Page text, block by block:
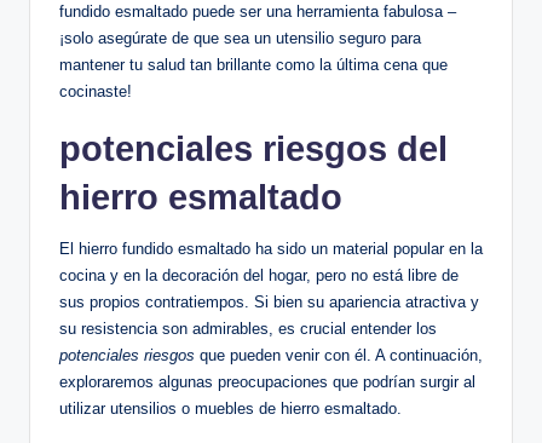
fundido esmaltado‌ puede ⁢ser⁢ una herramienta ⁤fabulosa –
¡solo ⁣asegúrate de que sea un utensilio ​seguro para
mantener tu salud tan brillante como la última⁣ cena que
cocinaste!
potenciales riesgos del
hierro esmaltado
El hierro fundido⁣ esmaltado ha sido‍ un material popular en la⁣
cocina y en la decoración del hogar, pero no está libre de
sus propios contratiempos. Si ⁣bien su apariencia atractiva y
su resistencia son admirables,​ es crucial⁢ entender‌ los‌
potenciales riesgos que pueden ⁤venir⁢ con él. A continuación,
exploraremos algunas preocupaciones ⁤que podrían⁣ surgir al
utilizar utensilios o muebles de hierro esmaltado.